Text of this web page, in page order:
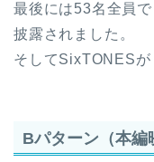
最後には53名全員
披露されました。
そしてSixTONESが
Bパターン（本編